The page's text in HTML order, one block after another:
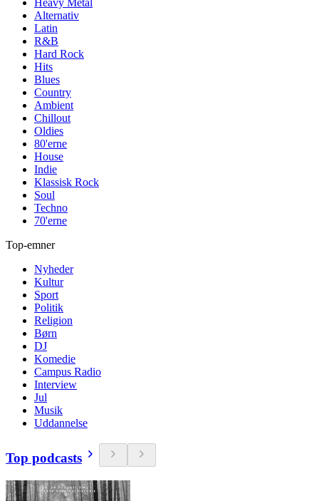
Heavy Metal
Alternativ
Latin
R&B
Hard Rock
Hits
Blues
Country
Ambient
Chillout
Oldies
80'erne
House
Indie
Klassisk Rock
Soul
Techno
70'erne
Top-emner
Nyheder
Kultur
Sport
Politik
Religion
Børn
DJ
Komedie
Campus Radio
Interview
Jul
Musik
Uddannelse
Top podcasts